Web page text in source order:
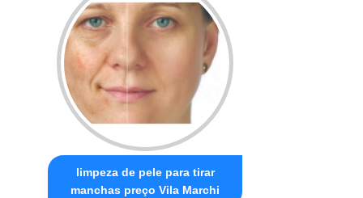
limpeza de pele para tirar
manchas preço Vila Marchi